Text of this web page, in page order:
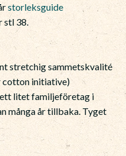
storleksguide
stl 38.
stretchig sammetskvalité
cotton initiative)
litet familjeföretag i
många år tillbaka. Tyget